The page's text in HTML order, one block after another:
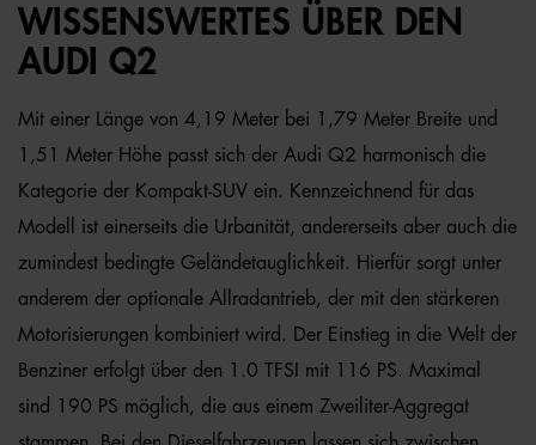
WISSENSWERTES ÜBER DEN
AUDI Q2
Mit einer Länge von 4,19 Meter bei 1,79 Meter Breite und
1,51 Meter Höhe passt sich der Audi Q2 harmonisch die
Kategorie der Kompakt-SUV ein. Kennzeichnend für das
Modell ist einerseits die Urbanität, andererseits aber auch die
zumindest bedingte Geländetauglichkeit. Hierfür sorgt unter
anderem der optionale Allradantrieb, der mit den stärkeren
Motorisierungen kombiniert wird. Der Einstieg in die Welt der
Benziner erfolgt über den 1.0 TFSI mit 116 PS. Maximal
sind 190 PS möglich, die aus einem Zweiliter-Aggregat